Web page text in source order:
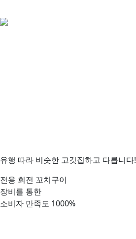
유행 따라 비슷한 고깃집하고 다릅니다!
전용 회전 꼬치구이
장비를 통한
소비자 만족도 1000%